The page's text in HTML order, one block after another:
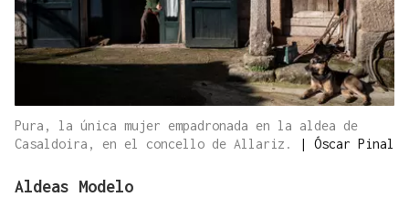
Pura, la única mujer empadronada en la aldea de
Casaldoira, en el concello de Allariz.
| Óscar Pinal
Aldeas Modelo